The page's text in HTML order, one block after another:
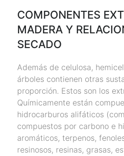
COMPONENTES
MADERA Y
SECADO
Además de celulosa,
árboles contienen otras
proporción. Estos son los
Químicamente están
hidrocarburos alifáticos
compuestos por carbono e
aromáticos, terpenos,
resinosos, resinas, grasas,